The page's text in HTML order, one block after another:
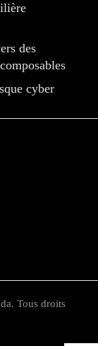
des
cyber
Tous droits